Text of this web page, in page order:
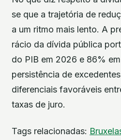
se que a trajetória de
a um ritmo mais lento. A
rácio da dívida pública
do PIB em 2026 e 86%
persistência de
diferenciais favoráveis
taxas de juro.
Tags relacionadas: